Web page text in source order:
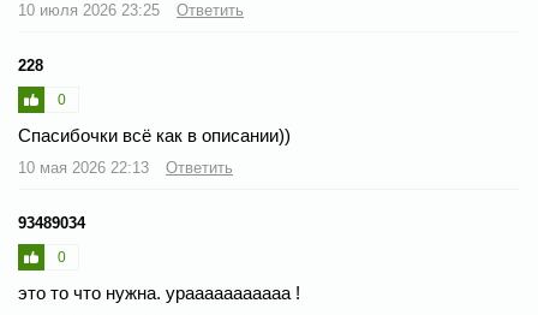
10 июля 2026 23:25 Ответить
228
0
Спасибочки всё как в описании))
10 мая 2026 22:13 Ответить
93489034
0
это то что нужна. урааааааааааа !